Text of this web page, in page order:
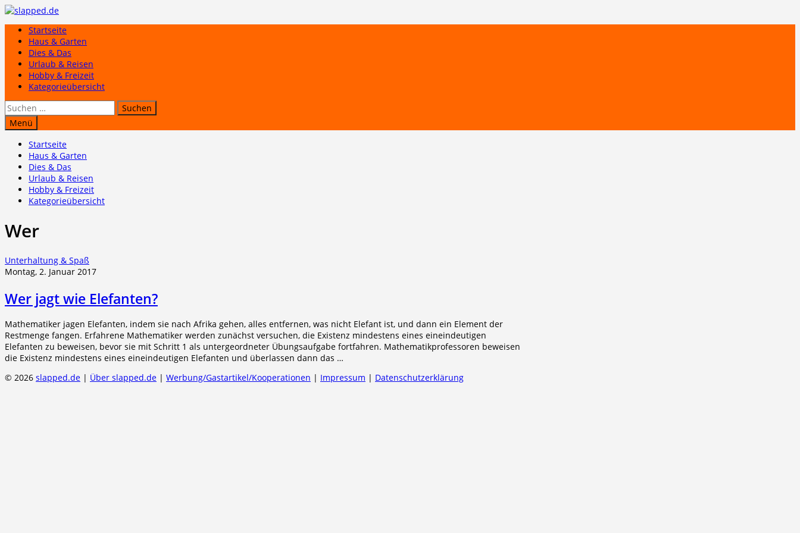
Zum
springenStartseite
Haus & Garten
Dies & Das
Urlaub & Reisen
Hobby & Freizeit
Kategorieübersicht
Suchen
nach:
Menü
Startseite
Haus & Garten
Dies & Das
Urlaub & Reisen
Hobby & Freizeit
Kategorieübersicht
Wer
Unterhaltung & Spaß
Montag, 2. Januar 2017
Wer jagt wie Elefanten?
Mathematiker jagen Elefanten, indem sie nach Afrika gehen, alles entfernen, was nicht Elefant ist, und dann ein Element der
Restmenge fangen. Erfahrene Mathematiker werden zunächst versuchen, die Existenz mindestens eines eineindeutigen
Elefanten zu beweisen, bevor sie mit Schritt 1 als untergeordneter Übungsaufgabe fortfahren. Mathematikprofessoren beweisen
die Existenz mindestens eines eineindeutigen Elefanten und überlassen dann das …
© 2026 slapped.de | Über slapped.de | Werbung/Gastartikel/Kooperationen | Impressum | Datenschutzerklärung